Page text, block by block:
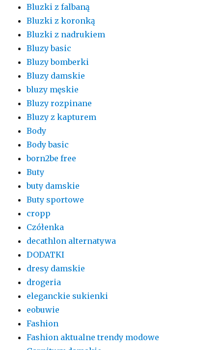
Bluzki z falbaną
Bluzki z koronką
Bluzki z nadrukiem
Bluzy basic
Bluzy bomberki
Bluzy damskie
bluzy męskie
Bluzy rozpinane
Bluzy z kapturem
Body
Body basic
born2be free
Buty
buty damskie
Buty sportowe
cropp
Czółenka
decathlon alternatywa
DODATKI
dresy damskie
drogeria
eleganckie sukienki
eobuwie
Fashion
Fashion aktualne trendy modowe